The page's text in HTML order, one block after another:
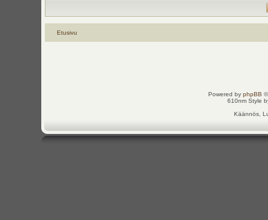
Etusivu
Powered by phpBB
610nm Style
Käännös,